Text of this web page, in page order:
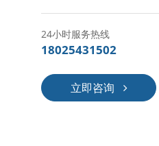
24小时服务热线
18025431502
立即咨询